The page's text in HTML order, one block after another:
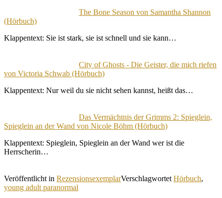
The Bone Season von Samantha Shannon
(Hörbuch)
Klappentext: Sie ist stark, sie ist schnell und sie kann…
City of Ghosts - Die Geister, die mich riefen
von Victoria Schwab (Hörbuch)
Klappentext: Nur weil du sie nicht sehen kannst, heißt das…
Das Vermächtnis der Grimms 2: Spieglein,
Spieglein an der Wand von Nicole Böhm (Hörbuch)
Klappentext: Spieglein, Spieglein an der Wand wer ist die
Herrscherin…
Veröffentlicht in RezensionsexemplarVerschlagwortet Hörbuch,
young adult paranormal